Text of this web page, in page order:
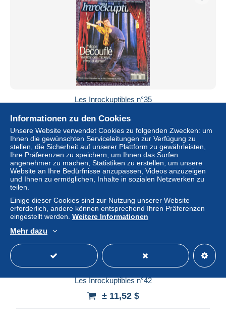
Les Inrockuptibles n°35
± 11,52 $
Status Privatperson
Les Inrockuptibles n°42
± 11,52 $
Informationen zu den Cookies
Unsere Website verwendet Cookies zu folgenden Zwecken: um
Ihnen die gewünschten Serviceleitungen zur Verfügung zu
stellen, die Sicherheit auf unserer Plattform zu gewährleisten,
Ihre Präferenzen zu speichern, um Ihnen das Surfen
angenehmer zu machen, Statistiken zu erstellen, um unsere
Website an Ihre Bedürfnisse anzupassen, Videos anzuzeigen
und Ihnen zu ermöglichen, Inhalte in sozialen Netzwerken zu
teilen.
Einige dieser Cookies sind zur Nutzung unserer Website
erforderlich, andere können entsprechend Ihren Präferenzen
eingestellt werden. Weitere Informationen
Mehr dazu